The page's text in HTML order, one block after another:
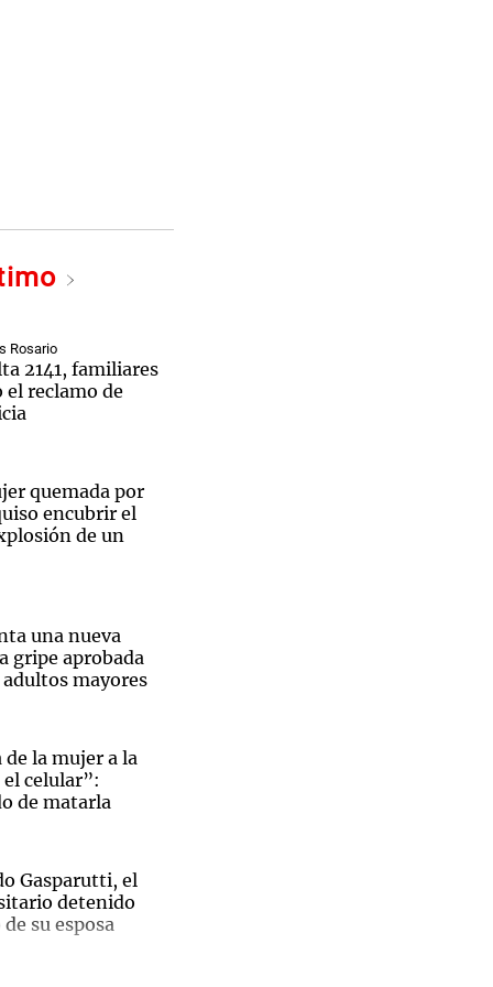
Rosario
2141, familiares
reclamo de
quemada por
encubrir el
de un
una nueva
gripe aprobada
mayores
de la mujer a la
celular”:
de matarla
Gasparutti, el
detenido
su esposa